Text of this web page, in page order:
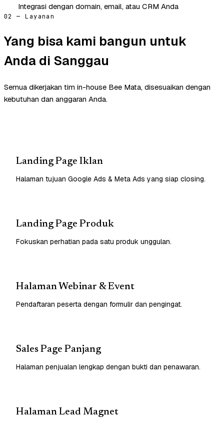
Integrasi dengan domain, email, atau CRM Anda
02 — Layanan
Yang bisa kami bangun untuk
Anda di Sanggau
Semua dikerjakan tim in-house Bee Mata, disesuaikan dengan
kebutuhan dan anggaran Anda.
Landing Page Iklan
Halaman tujuan Google Ads & Meta Ads yang siap closing.
Landing Page Produk
Fokuskan perhatian pada satu produk unggulan.
Halaman Webinar & Event
Pendaftaran peserta dengan formulir dan pengingat.
Sales Page Panjang
Halaman penjualan lengkap dengan bukti dan penawaran.
Halaman Lead Magnet